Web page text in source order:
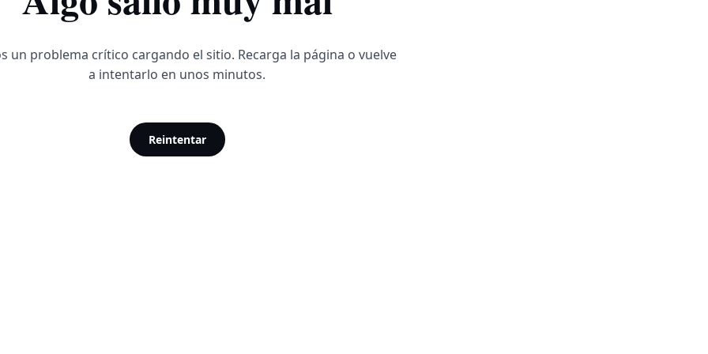
un problema crítico cargando el sitio. Recarga la página o vuelve
a intentarlo en unos minutos.
Reintentar